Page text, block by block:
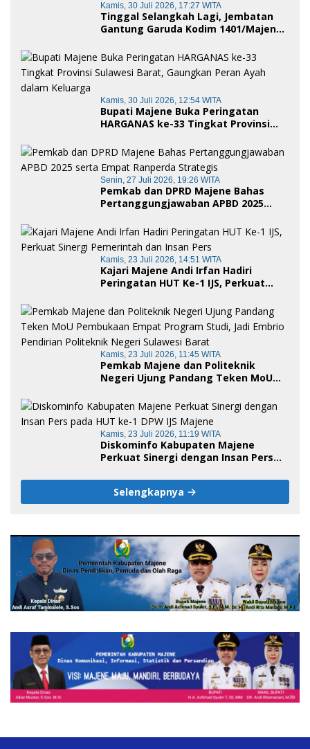
Kamis, 30 Juli 2026, 17:27 WITA
Tinggal Selangkah Lagi, Jembatan
Gantung Garuda Kodim 1401/Majene
Kamis, 30 Juli 2026, 12:54 WITA
Bupati Majene Buka Peringatan
HARGANAS ke-33 Tingkat Provinsi
Ayah dalam Keluarga
Senin, 27 Juli 2026, 19:26 WITA
Pemkab dan DPRD Majene Bahas
Pertanggungjawaban APBD 2025
Kamis, 23 Juli 2026, 14:51 WITA
Kajari Majene Andi Irfan Hadiri
Peringatan HUT Ke-1 IJS, Perkuat
Kamis, 23 Juli 2026, 11:45 WITA
Pemkab Majene dan Politeknik
Negeri Ujung Pandang Teken MoU
Jadi Embrio Pendirian Politeknik
Negeri Sulawesi Barat
Kamis, 23 Juli 2026, 11:19 WITA
Diskominfo Kabupaten Majene
Perkuat Sinergi dengan Insan Pers
Selengkapnya